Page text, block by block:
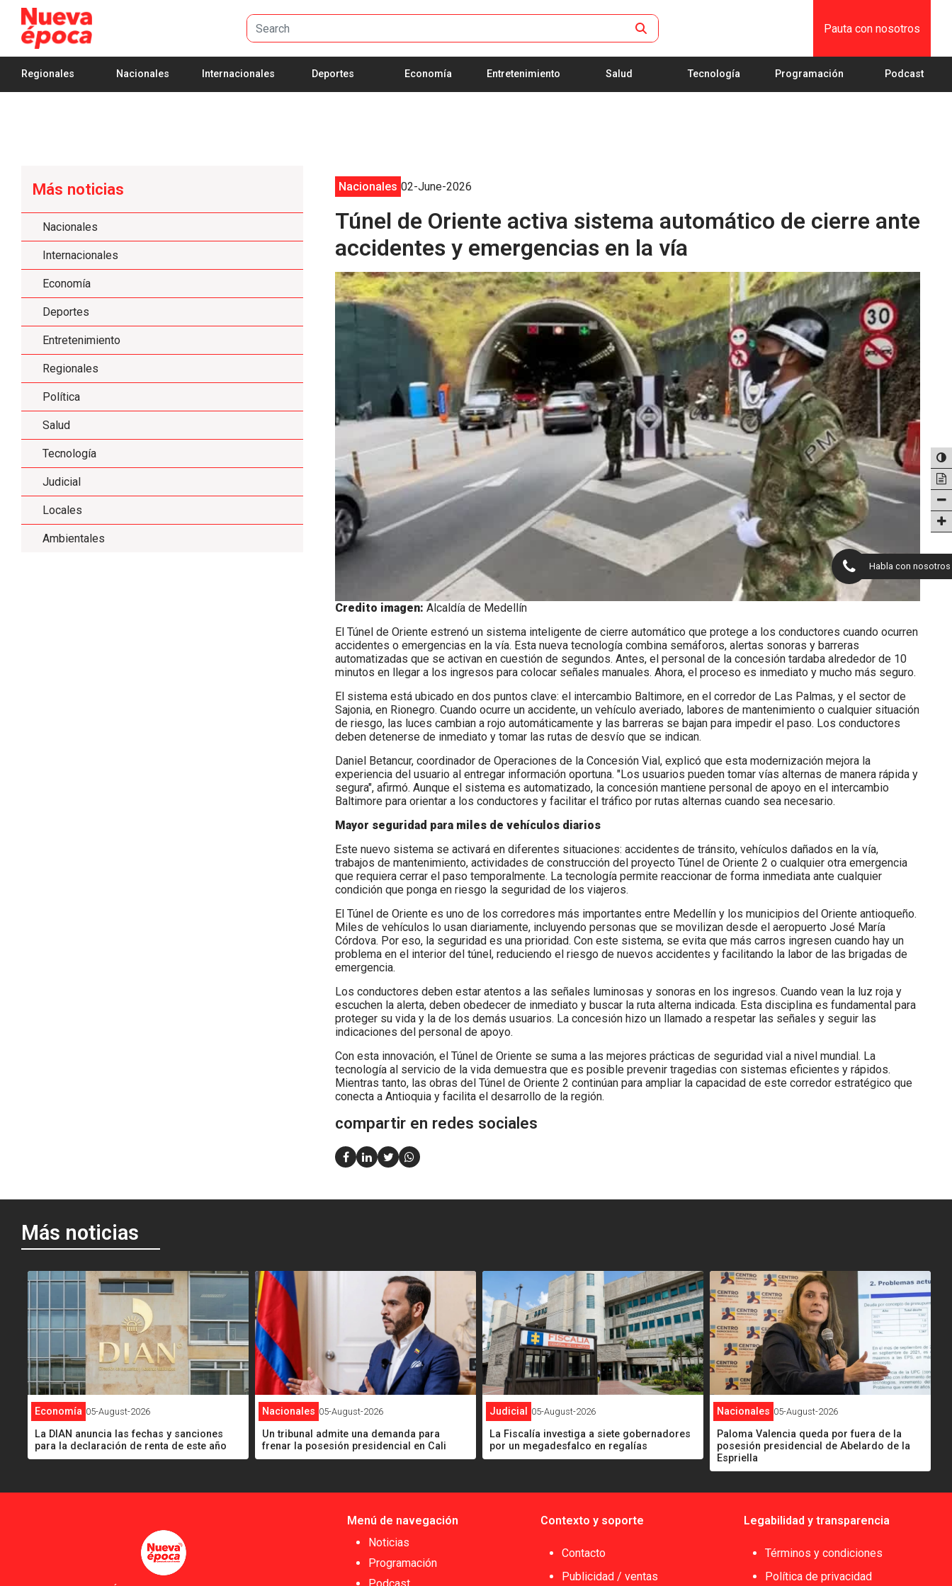
Skip to Main Content
Pauta con nosotros
Regionales Nacionales Internacionales Deportes Economía Entretenimiento Salud Tecnología Programación Podcast
Más noticias
Nacionales
Internacionales
Economía
Deportes
Entretenimiento
Regionales
Política
Salud
Tecnología
Judicial
Locales
Ambientales
Nacionales 02-June-2026
Túnel de Oriente activa sistema automático de cierre ante
accidentes y emergencias en la vía
Credito imagen: Alcaldía de Medellín
El Túnel de Oriente estrenó un sistema inteligente de cierre automático que protege a los conductores cuando ocurren
accidentes o emergencias en la vía. Esta nueva tecnología combina semáforos, alertas sonoras y barreras
automatizadas que se activan en cuestión de segundos. Antes, el personal de la concesión tardaba alrededor de 10
minutos en llegar a los ingresos para colocar señales manuales. Ahora, el proceso es inmediato y mucho más seguro.
El sistema está ubicado en dos puntos clave: el intercambio Baltimore, en el corredor de Las Palmas, y el sector de
Sajonia, en Rionegro. Cuando ocurre un accidente, un vehículo averiado, labores de mantenimiento o cualquier situación
de riesgo, las luces cambian a rojo automáticamente y las barreras se bajan para impedir el paso. Los conductores
deben detenerse de inmediato y tomar las rutas de desvío que se indican.
Daniel Betancur, coordinador de Operaciones de la Concesión Vial, explicó que esta modernización mejora la
experiencia del usuario al entregar información oportuna. "Los usuarios pueden tomar vías alternas de manera rápida y
segura", afirmó. Aunque el sistema es automatizado, la concesión mantiene personal de apoyo en el intercambio
Baltimore para orientar a los conductores y facilitar el tráfico por rutas alternas cuando sea necesario.
Mayor seguridad para miles de vehículos diarios
Este nuevo sistema se activará en diferentes situaciones: accidentes de tránsito, vehículos dañados en la vía,
trabajos de mantenimiento, actividades de construcción del proyecto Túnel de Oriente 2 o cualquier otra emergencia
que requiera cerrar el paso temporalmente. La tecnología permite reaccionar de forma inmediata ante cualquier
condición que ponga en riesgo la seguridad de los viajeros.
El Túnel de Oriente es uno de los corredores más importantes entre Medellín y los municipios del Oriente antioqueño.
Miles de vehículos lo usan diariamente, incluyendo personas que se movilizan desde el aeropuerto José María
Córdova. Por eso, la seguridad es una prioridad. Con este sistema, se evita que más carros ingresen cuando hay un
problema en el interior del túnel, reduciendo el riesgo de nuevos accidentes y facilitando la labor de las brigadas de
emergencia.
Los conductores deben estar atentos a las señales luminosas y sonoras en los ingresos. Cuando vean la luz roja y
escuchen la alerta, deben obedecer de inmediato y buscar la ruta alterna indicada. Esta disciplina es fundamental para
proteger su vida y la de los demás usuarios. La concesión hizo un llamado a respetar las señales y seguir las
indicaciones del personal de apoyo.
Con esta innovación, el Túnel de Oriente se suma a las mejores prácticas de seguridad vial a nivel mundial. La
tecnología al servicio de la vida demuestra que es posible prevenir tragedias con sistemas eficientes y rápidos.
Mientras tanto, las obras del Túnel de Oriente 2 continúan para ampliar la capacidad de este corredor estratégico que
conecta a Antioquia y facilita el desarrollo de la región.
compartir en redes sociales
Más noticias
Economía 05-August-2026
La DIAN anuncia las fechas y sanciones
para la declaración de renta de este año
Nacionales 05-August-2026
Un tribunal admite una demanda para
frenar la posesión presidencial en Cali
Judicial 05-August-2026
La Fiscalía investiga a siete gobernadores
por un megadesfalco en regalías
Nacionales 05-August-2026
Paloma Valencia queda por fuera de la
posesión presidencial de Abelardo de la
Espriella
Habla con nosotros
Menú de navegación
Noticias
Programación
Contexto y soporte
Contacto
Publicidad / ventas
Legabilidad y transparencia
Términos y condiciones
Política de privacidad